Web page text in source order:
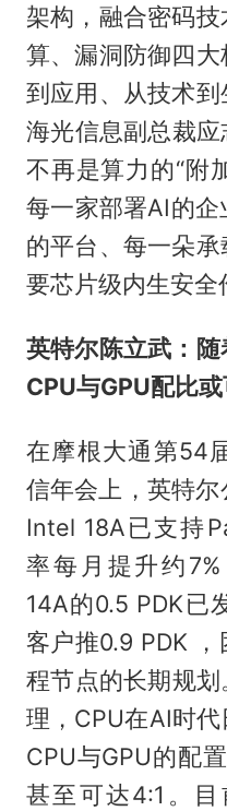
架构，融合密码
算、漏洞防御四
到应用、从技术到
海光信息副总裁
不再是算力的“附
每一家部署AI的
的平台、每一朵
要芯片级内生安全
英特尔陈立武：随
CPU与GPU配比
在摩根大通第54
信年会上，英特尔
Intel 18A已支持
率每月提升约
14A的0.5 PDK已
客户推0.9 PDK ，
程节点的长期规
理，CPU在AI时代
CPU与GPU的配
甚至可达4:1。